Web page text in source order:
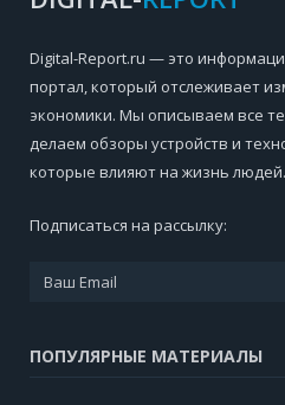
Digital-Report.ru — это
портал, который отслеживает
экономики. Мы описываем все
делаем обзоры устройств и
которые влияют на жизнь людей.
Подписаться на рассылку:
ПОПУЛЯРНЫЕ МАТЕРИАЛЫ